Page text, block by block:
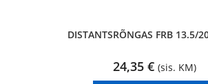
DISTANTSRÕNGAS FRB 13.5/
24,35 € (sis. KM)